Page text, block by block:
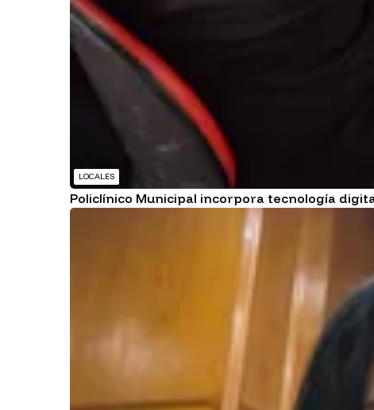
LOCALES
Policlínico Municipal incorpora tecnología